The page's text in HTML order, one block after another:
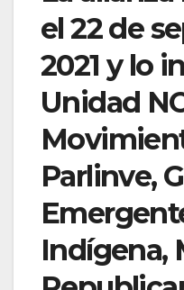
el 22 de
2021 y lo
Unidad
Parlinve,
Indígena,